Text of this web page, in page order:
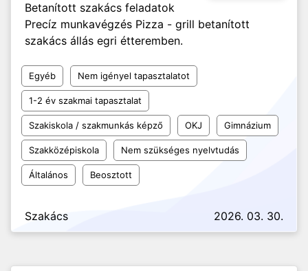
Betanított szakács feladatok
Precíz munkavégzés Pizza - grill betanított
szakács állás egri étteremben.
Egyéb Nem igényel tapasztalatot
1-2 év szakmai tapasztalat
Szakiskola / szakmunkás képző OKJ Gimnázium
Szakközépiskola Nem szükséges nyelvtudás
Általános Beosztott
Szakács 2026. 03. 30.